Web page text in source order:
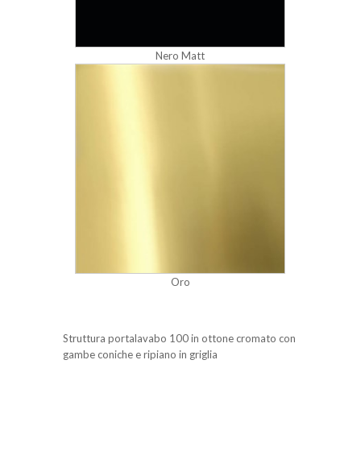
Nero Matt
Oro
Struttura portalavabo 100 in ottone cromato con
gambe coniche e ripiano in griglia